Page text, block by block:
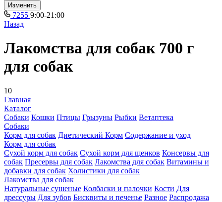
Изменить
7255 9:00-21:00
Назад
Лакомства для собак 700 г
для собак
10
Главная
Каталог
Собаки Кошки Птицы Грызуны Рыбки Ветаптека
Собаки
Корм для собак Диетический Корм Содержание и уход
Корм для собак
Сухой корм для собак Сухой корм для щенков Консервы для
собак Пресервы для собак Лакомства для собак Витамины и
добавки для собак Холистики для собак
Лакомства для собак
Натуральные сушеные Колбаски и палочки Кости Для
дрессуры Для зубов Бисквиты и печенье Разное Распродажа